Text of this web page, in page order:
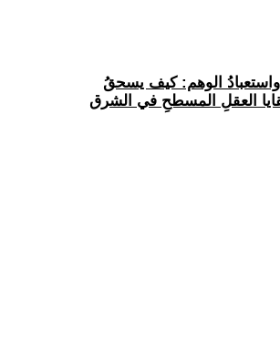
واستعبادُ الوهم: كيف يسحقُ
العقلِ المسطحِ في الشرق